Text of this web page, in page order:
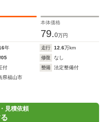
本体価格
79.0万円
年 走行 12.6万km
05 修復
なし
付 整備
法定整備付
県福山市
見積依頼